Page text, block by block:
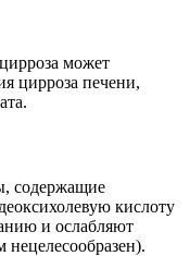
может
цирроза печени,
содержащие
кислоту
и ослабляют